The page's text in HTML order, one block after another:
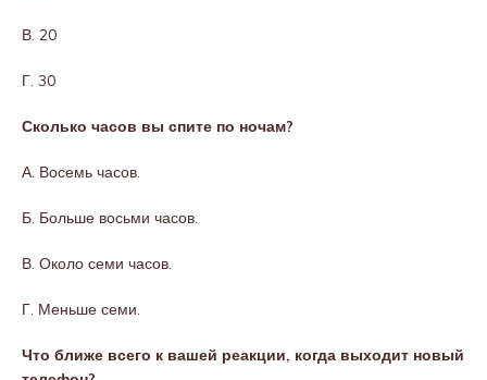
В. 20
Г. 30
Сколько часов вы спите по ночам?
А. Восемь часов.
Б. Больше восьми часов.
В. Около семи часов.
Г. Меньше семи.
Что ближе всего к вашей реакции, когда выходит новый